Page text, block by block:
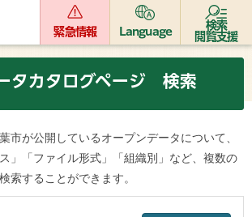
緊急情報 Language
検索
閲覧支援
タカタログページ 検索
市が公開しているオープンデータについて、
」「ファイル形式」「組織別」など、複数の
索することができます。